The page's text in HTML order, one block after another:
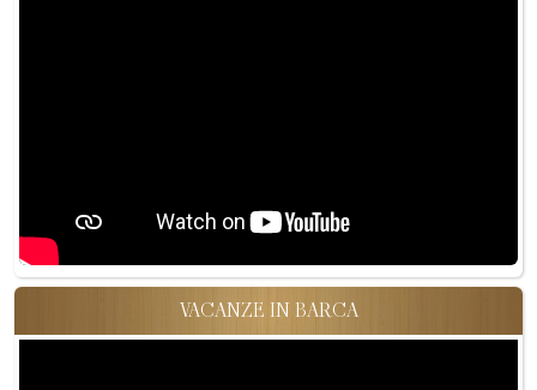
VACANZE IN BARCA